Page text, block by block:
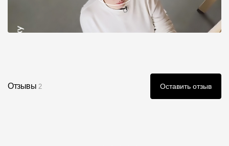
Отзывы 2 Оставить отзыв